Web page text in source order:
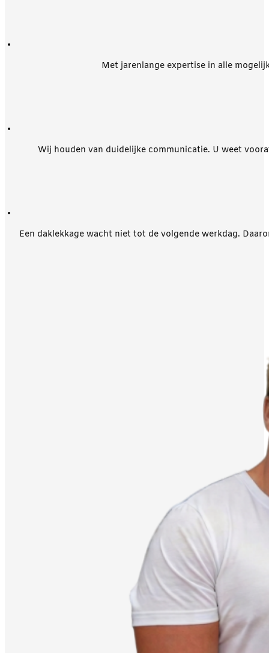
Met jarenlange expertise in alle
Wij houden van duidelijke communicatie. U weet
Een daklekkage wacht niet tot de volgende werkdag.